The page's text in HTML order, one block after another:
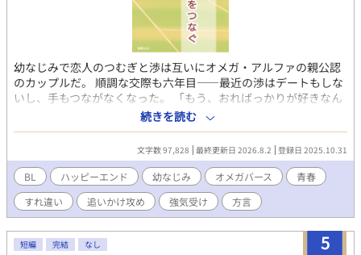
幼なじみで恋人のつむぎと渉は互いにオメガ・アルファの親公認
のカップルだ。 順調な交際も六年目――最近の渉はデートもしな
いし、手もつながなくなった。 「もう、おればっかりが好きなん
やろか？」 馴ればっかりの関係に、寂しさを覚えるつむぎ。 その
うえ、渉は二人の通う高校にやってきた美貌の転校生・沙也にか
まってばかりで。他のオメガには、優しく甘く接する恋人にもや
もやしてしまう。 嫉妬をしても、「友達なんやから面倒なことい
うなって」と笑われ、遂にはお泊りまでしたと聞き…… 「そっち
がその気なら、もういい！」 堪忍袋の緒が切れたつむぎは、別れ
を切り出す。すると、渉は意外な反応を……？ 倦怠期を乗り越え
て、もう一度恋をする。幼なじみオメガバースBLです♡
続きを読む
文字数 97,828 最終更新日 2026.8.2 登録日 2025.10.31
BL ハッピーエンド 幼なじみ オメガバース
青春
すれ違い
追いかけ攻め 強気受け 方言
5
短編 完結 なし